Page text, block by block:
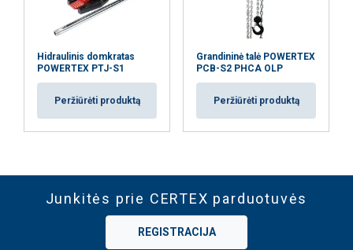
Hidraulinis domkratas
POWERTEX PTJ-S1
Peržiūrėti produktą
Grandininė talė POWERTEX
PCB-S2 PHCA OLP
Peržiūrėti produktą
Junkitės prie CERTEX parduotuvės
REGISTRACIJA